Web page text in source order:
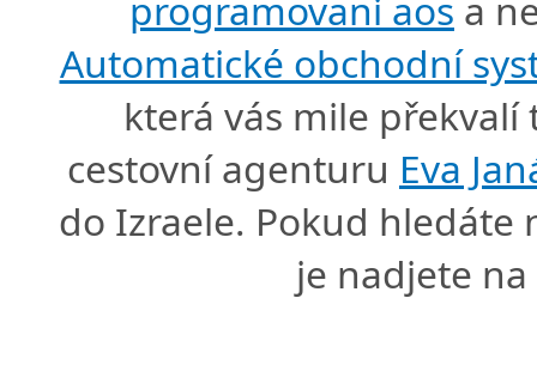
Automatické obchodní
která vás mile
cestovní agenturu Eva
do Izraele. Pokud hledáte
je nadjete